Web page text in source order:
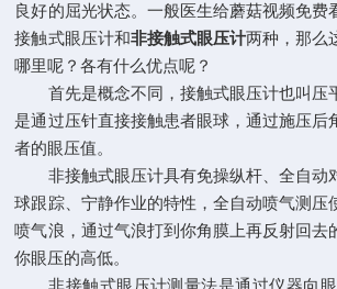
良好的屈光状态。一般医生给蘑菇视频免
接触式眼压计和非接触式眼压计两种，
哪里呢？各有什么优点呢？
首先是概念不同，接触式眼压计也叫压平
是通过压针直接接触患者眼球，通过施压后
者的眼压值。
非接触式眼压计具有免操纵杆、全自动对焦
球跟踪、宁静作业的特性，全自动喷气
喷气浪，通过气浪打到你角膜上再反射回去
你眼压的高低。
非接触式眼压计测量法是通过仪器向眼